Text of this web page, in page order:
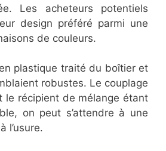
Les acheteurs potentiels
design préféré parmi une
de couleurs.
plastique traité du boîtier et
robustes. Le couplage
le récipient de mélange étant
on peut s’attendre à une
l’usure.